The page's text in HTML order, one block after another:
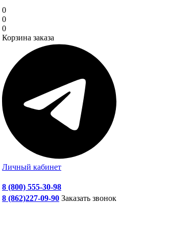
0
0
0
Корзина заказа
Личный кабинет
8 (800) 555-30-98
8 (862)227-09-90 Заказать звонок